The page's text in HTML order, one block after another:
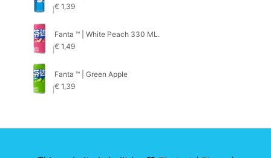
€ 1,39
Fanta ™ | White Peach 330 ML.
€ 1,49
Fanta ™ | Green Apple
€ 1,39